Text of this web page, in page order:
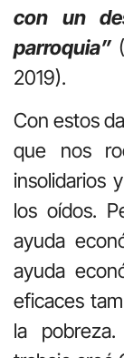
con un
parroquia”
2019).
Con estos
que nos
insolidarios
los oídos.
ayuda
ayuda
eficaces
la